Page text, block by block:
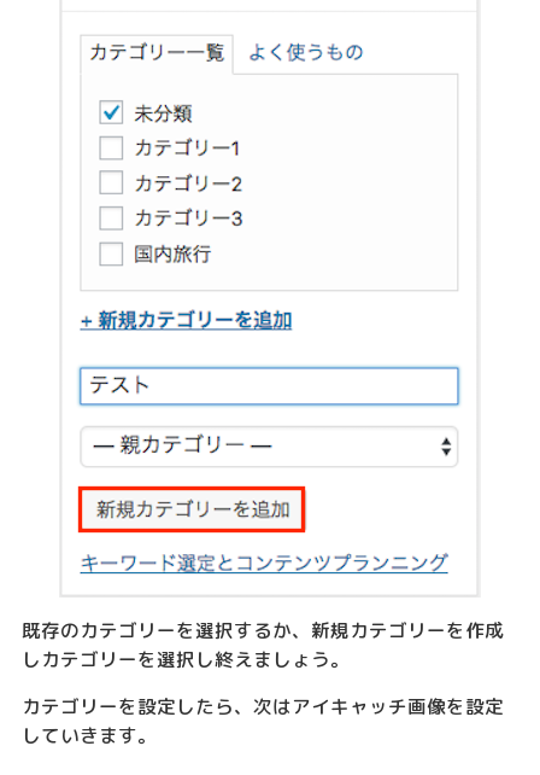
既存のカテゴリーを選択するか、新規カテゴリーを作成
しカテゴリーを選択し終えましょう。
カテゴリーを設定したら、次はアイキャッチ画像を設定
していきます。